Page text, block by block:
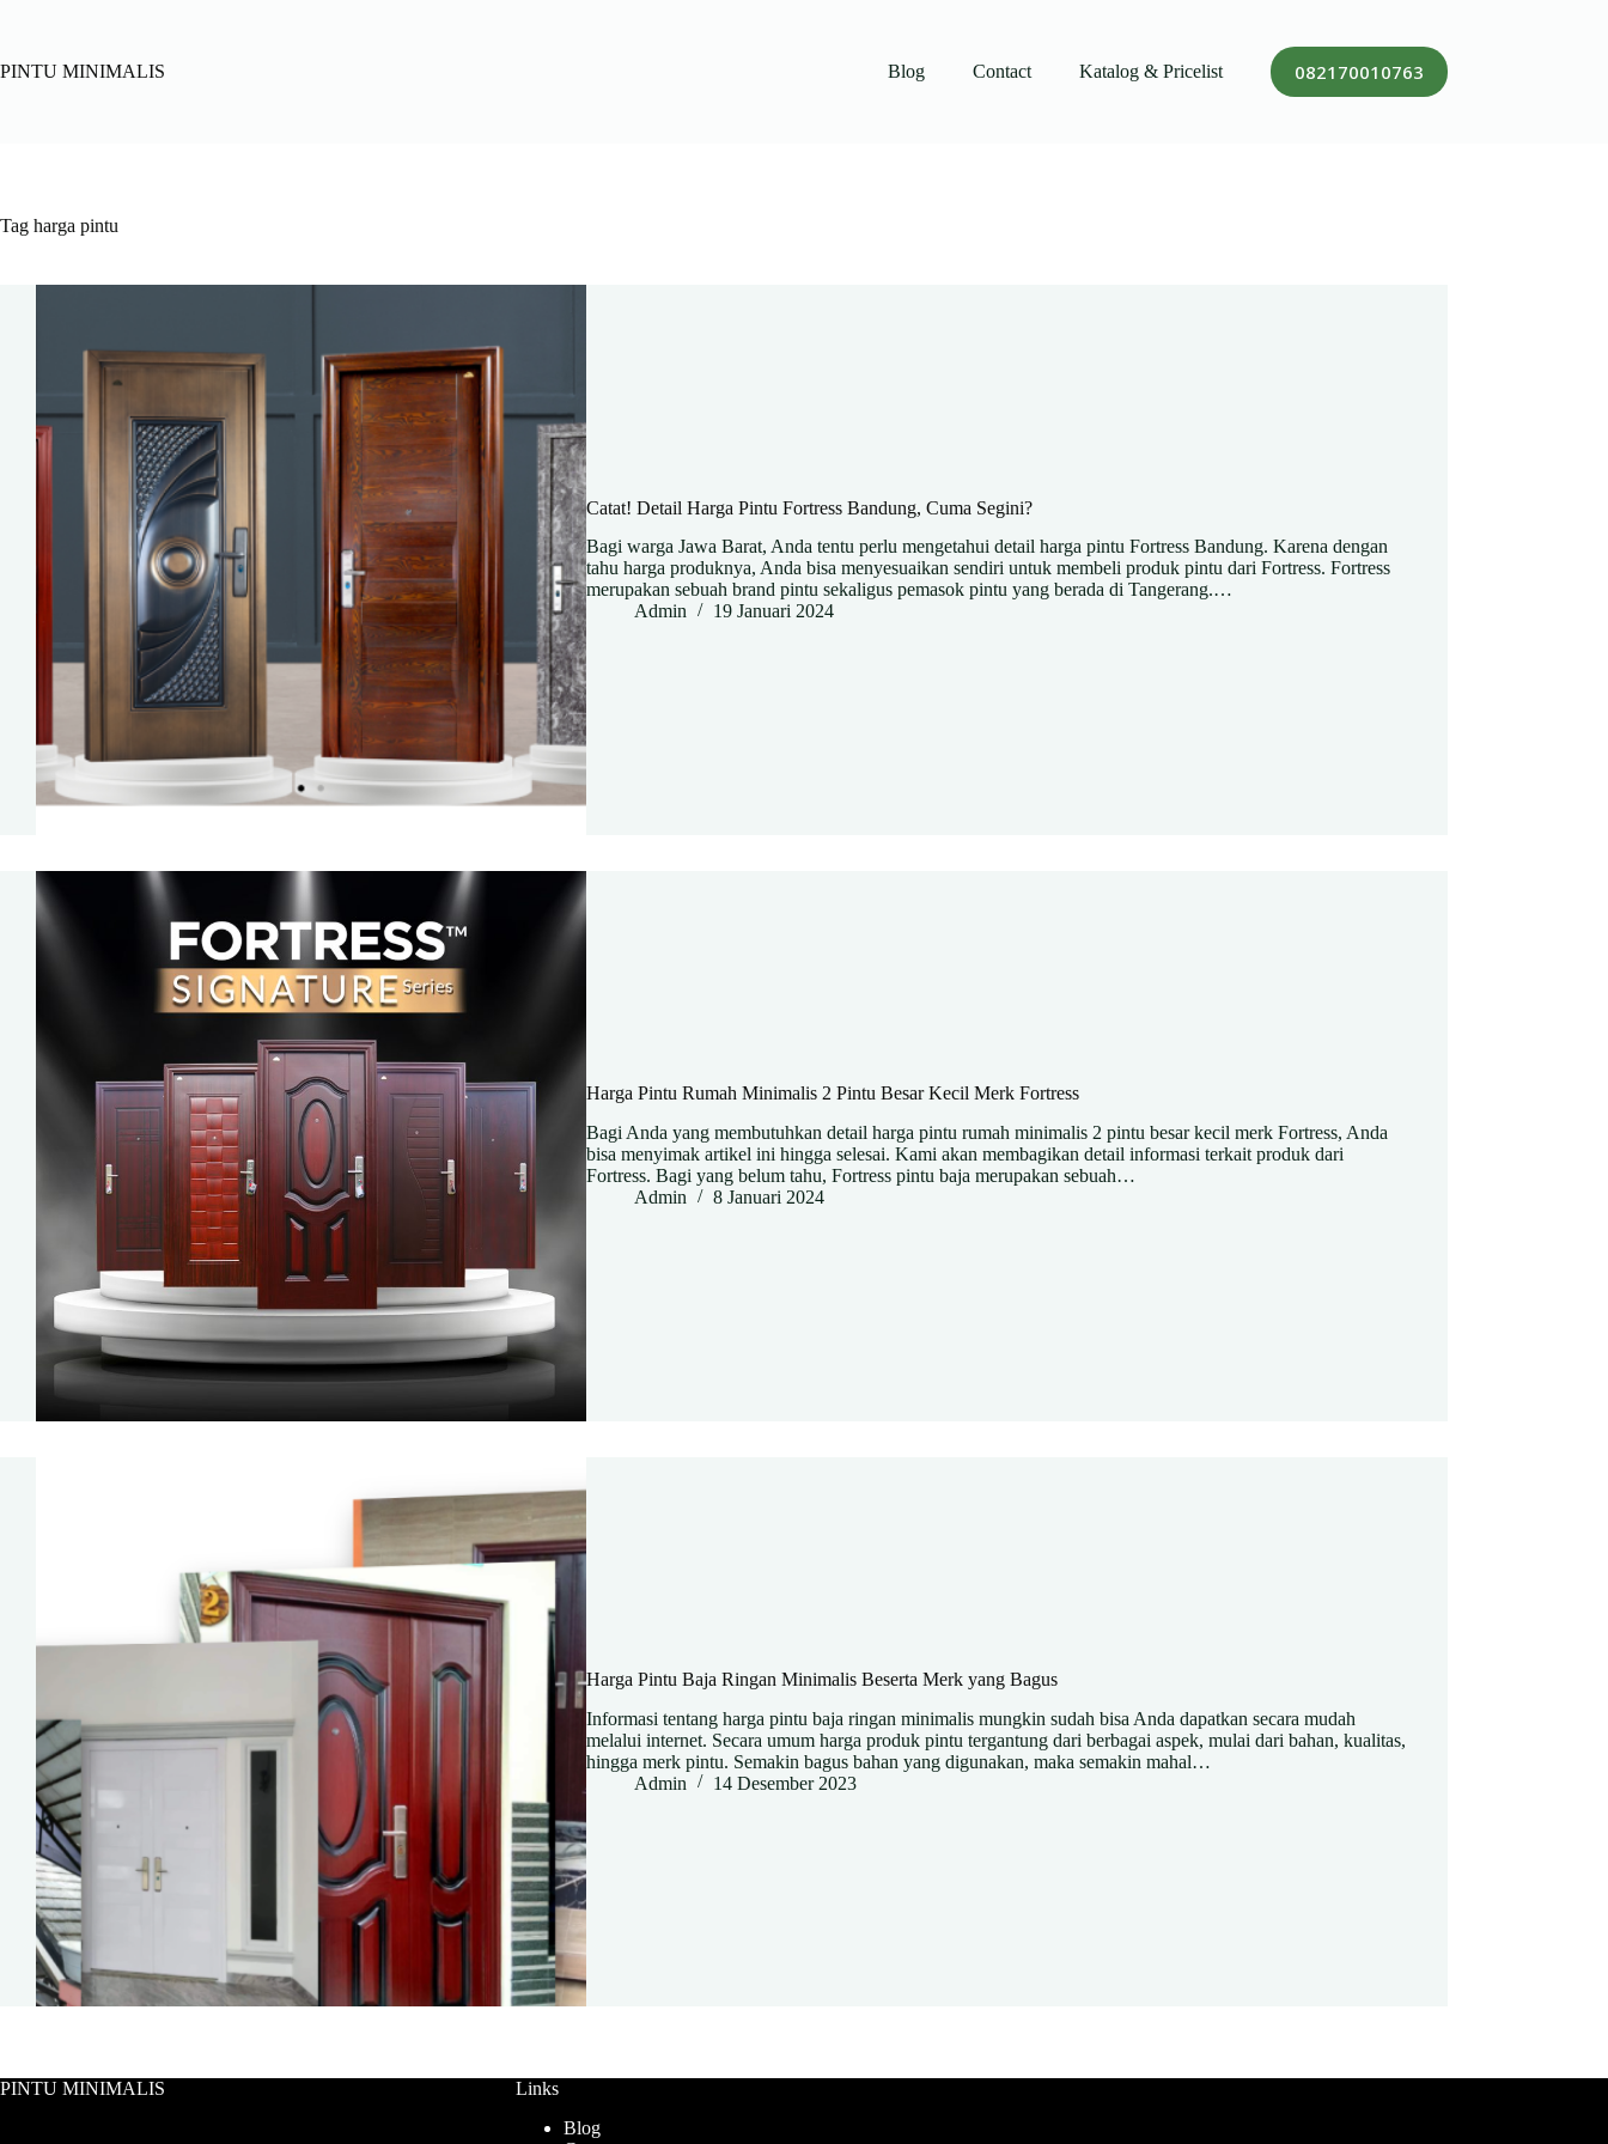
PINTU MINIMALIS
Blog Contact Katalog & Pricelist 082170010763
Tag harga pintu
Catat! Detail Harga Pintu Fortress Bandung, Cuma Segini?
Bagi warga Jawa Barat, Anda tentu perlu mengetahui detail harga pintu Fortress Bandung. Karena dengan
tahu harga produknya, Anda bisa menyesuaikan sendiri untuk membeli produk pintu dari Fortress. Fortress
merupakan sebuah brand pintu sekaligus pemasok pintu yang berada di Tangerang.…
Admin
19 Januari 2024
Harga Pintu Rumah Minimalis 2 Pintu Besar Kecil Merk Fortress
Bagi Anda yang membutuhkan detail harga pintu rumah minimalis 2 pintu besar kecil merk Fortress, Anda
bisa menyimak artikel ini hingga selesai. Kami akan membagikan detail informasi terkait produk dari
Fortress. Bagi yang belum tahu, Fortress pintu baja merupakan sebuah…
Admin
8 Januari 2024
Harga Pintu Baja Ringan Minimalis Beserta Merk yang Bagus
Informasi tentang harga pintu baja ringan minimalis mungkin sudah bisa Anda dapatkan secara mudah
melalui internet. Secara umum harga produk pintu tergantung dari berbagai aspek, mulai dari bahan, kualitas,
hingga merk pintu. Semakin bagus bahan yang digunakan, maka semakin mahal…
Admin
14 Desember 2023
PINTU MINIMALIS
Links
Blog